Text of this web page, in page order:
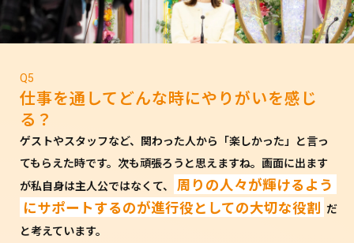
Q5
仕事を通してどんな時にやりがいを感じ
る？
ゲストやスタッフなど、関わった人から「楽しかった」と言っ
てもらえた時です。次も頑張ろうと思えますね。画面に出ます
が私自身は主人公ではなくて、
周りの人々が輝けるよう
にサポートするのが進行役としての大切な役割 だ
と考えています。